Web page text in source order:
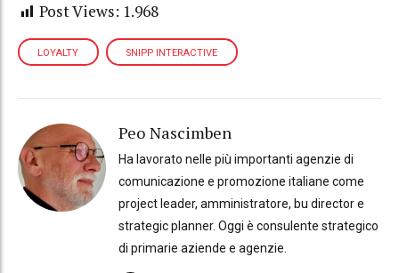
Post Views: 1.968
LOYALTY SNIPP INTERACTIVE
Peo Nascimben
Ha lavorato nelle più importanti agenzie di
comunicazione e promozione italiane come
project leader, amministratore, bu director e
strategic planner. Oggi è consulente strategico
di primarie aziende e agenzie.